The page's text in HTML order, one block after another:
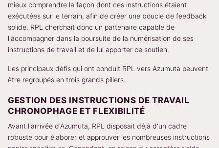
mieux comprendre la façon dont ces instructions étaient
exécutées sur le terrain, afin de créer une boucle de feedback
solide. RPL cherchait donc un partenaire capable de
l'accompagner dans la poursuite de la numérisation de ses
instructions de travail et de lui apporter ce soutien.
Les principaux défis qui ont conduit RPL vers Azumuta peuvent
être regroupés en trois grands piliers.
GESTION DES INSTRUCTIONS DE TRAVAIL
CHRONOPHAGE ET FLEXIBILITÉ
Avant l'arrivée d'Azumuta, RPL disposait déjà d'un cadre
robuste pour élaborer et approuver les nombreuses instructions